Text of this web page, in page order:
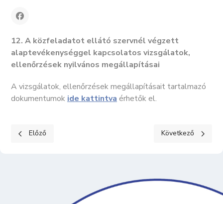
12. A közfeladatot ellátó szervnél végzett
alaptevékenységgel kapcsolatos vizsgálatok,
ellenőrzések nyilvános megállapításai
A vizsgálatok, ellenőrzések megállapításait tartalmazó
dokumentumok ide kattintva érhetők el.
Előző cikk: KÖZÉRDEKŰ ADATOK II. Tevékenységre,
Előző Következő cikk:
Következő